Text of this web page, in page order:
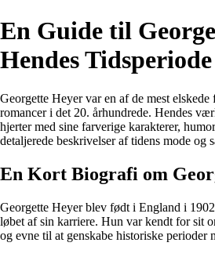
En Guide til
Hendes Tidsperiode
Georgette Heyer var en af de mest
romancer i det 20. århundrede. Hendes
hjerter med sine farverige karakterer,
detaljerede beskrivelser af tidens mode og
En Kort Biografi om
Georgette Heyer blev født i England i
løbet af sin karriere. Hun var kendt for sit
og evne til at genskabe historiske perioder